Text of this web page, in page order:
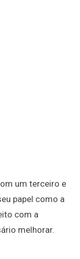
um terceiro e
papel como a
com a
melhorar.